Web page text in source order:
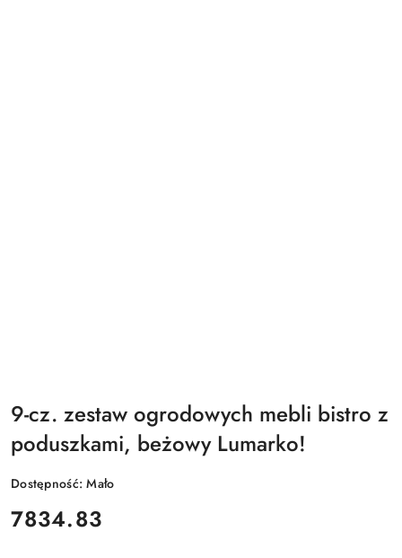
9-cz. zestaw ogrodowych mebli bistro z
poduszkami, beżowy Lumarko!
Dostępność:Mało
cena:
7834.83